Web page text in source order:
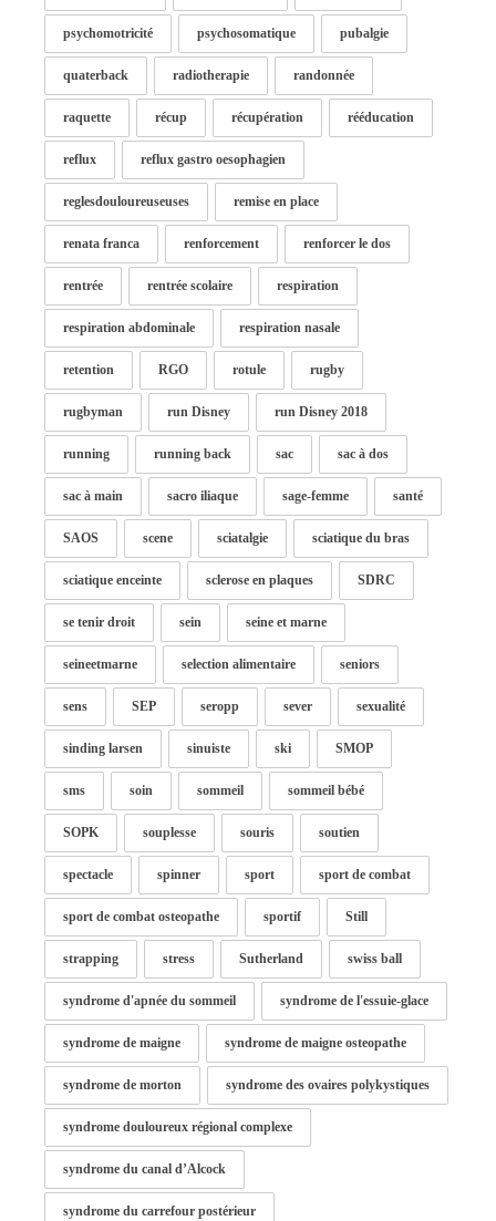
psychomotricité psychosomatique pubalgie
quaterback radiotherapie randonnée
raquette récup récupération rééducation
reflux reflux gastro oesophagien
reglesdouloureuseuses remise en place
renata franca renforcement renforcer le dos
rentrée rentrée scolaire respiration
respiration abdominale respiration nasale
retention RGO rotule rugby
rugbyman run Disney run Disney 2018
running running back sac sac à dos
sac à main sacro iliaque sage-femme santé
SAOS scene sciatalgie sciatique du bras
sciatique enceinte sclerose en plaques SDRC
se tenir droit sein seine et marne
seineetmarne selection alimentaire seniors
sens SEP seropp sever sexualité
sinding larsen sinuiste ski SMOP
sms soin sommeil sommeil bébé
SOPK souplesse souris soutien
spectacle spinner sport sport de combat
sport de combat osteopathe sportif Still
strapping stress Sutherland swiss ball
syndrome d'apnée du sommeil syndrome de l'essuie-glace
syndrome de maigne syndrome de maigne osteopathe
syndrome de morton syndrome des ovaires polykystiques
syndrome douloureux régional complexe
syndrome du canal d’Alcock
syndrome du carrefour postérieur